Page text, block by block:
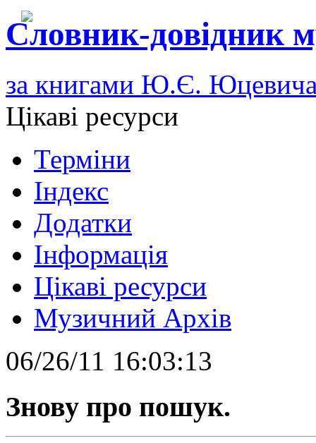
Словник-довідник
за книгами Ю.Є.
Цікаві ресурси
Терміни
Індекс
Додатки
Інформація
Цікаві ресурси
Музичний Архів
06/26/11 16:03:13
Знову про пошук.